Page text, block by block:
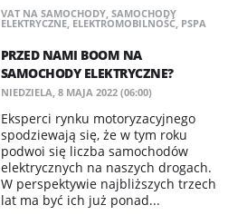
VAT NA SAMOCHODY, SAMOCHODY
ELEKTRYCZNE, ELEKTROMOBILNOŚĆ, PSPA
PRZED NAMI BOOM NA
SAMOCHODY ELEKTRYCZNE?
NIEDZIELA, 8 MAJA 2022 (06:00)
Eksperci rynku motoryzacyjnego
spodziewają się, że w tym roku
podwoi się liczba samochodów
elektrycznych na naszych drogach.
W perspektywie najbliższych trzech
lat ma być ich już ponad...